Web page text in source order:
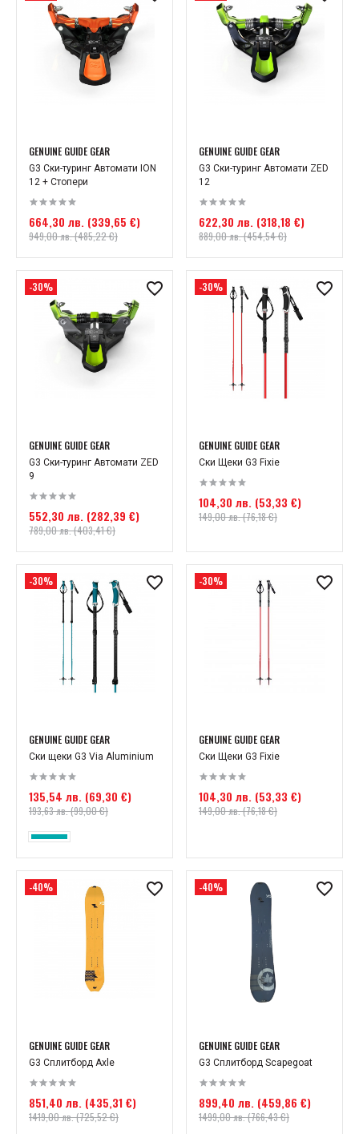
GENUINE GUIDE GEAR
G3 Ски-туринг Автомати ION
12 + Стопери
664,30 лв. (339,65 €)
949,00 лв. (485,22 €)
GENUINE GUIDE GEAR
G3 Ски-туринг Автомати ZED
12
622,30 лв. (318,18 €)
889,00 лв. (454,54 €)
-30%
GENUINE GUIDE GEAR
G3 Ски-туринг Автомати ZED
9
552,30 лв. (282,39 €)
789,00 лв. (403,41 €)
-30%
GENUINE GUIDE GEAR
Ски Щеки G3 Fixie
104,30 лв. (53,33 €)
149,00 лв. (76,18 €)
-30%
GENUINE GUIDE GEAR
Ски щеки G3 Via Aluminium
135,54 лв. (69,30 €)
193,63 лв. (99,00 €)
-30%
GENUINE GUIDE GEAR
Ски Щеки G3 Fixie
104,30 лв. (53,33 €)
149,00 лв. (76,18 €)
-40%
GENUINE GUIDE GEAR
G3 Сплитборд Axle
851,40 лв. (435,31 €)
1419,00 лв. (725,52 €)
-40%
GENUINE GUIDE GEAR
G3 Сплитборд Scapegoat
899,40 лв. (459,86 €)
1499,00 лв. (766,43 €)